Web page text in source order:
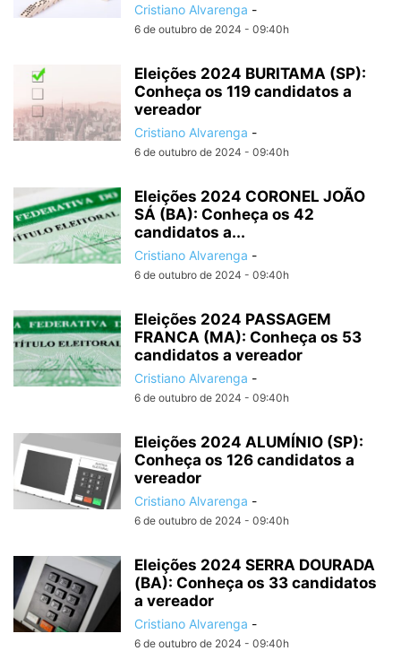
Cristiano Alvarenga -
6 de outubro de 2024 - 09:40h
Eleições 2024 BURITAMA (SP):
Conheça os 119 candidatos a
vereador
Cristiano Alvarenga -
6 de outubro de 2024 - 09:40h
Eleições 2024 CORONEL JOÃO
SÁ (BA): Conheça os 42
candidatos a...
Cristiano Alvarenga -
6 de outubro de 2024 - 09:40h
Eleições 2024 PASSAGEM
FRANCA (MA): Conheça os 53
candidatos a vereador
Cristiano Alvarenga -
6 de outubro de 2024 - 09:40h
Eleições 2024 ALUMÍNIO (SP):
Conheça os 126 candidatos a
vereador
Cristiano Alvarenga -
6 de outubro de 2024 - 09:40h
Eleições 2024 SERRA DOURADA
(BA): Conheça os 33 candidatos
a vereador
Cristiano Alvarenga -
6 de outubro de 2024 - 09:40h